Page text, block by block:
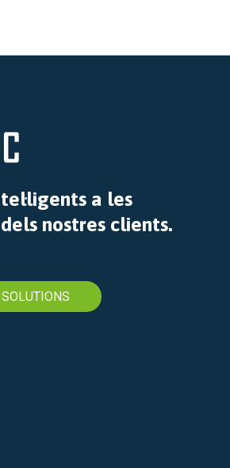
a les
nostres clients.